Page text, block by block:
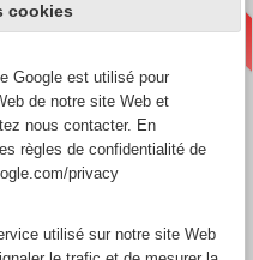
cookies
Google est utilisé pour
de notre site Web et
nous contacter. En
règles de confidentialité de
privacy
utilisé sur notre site Web